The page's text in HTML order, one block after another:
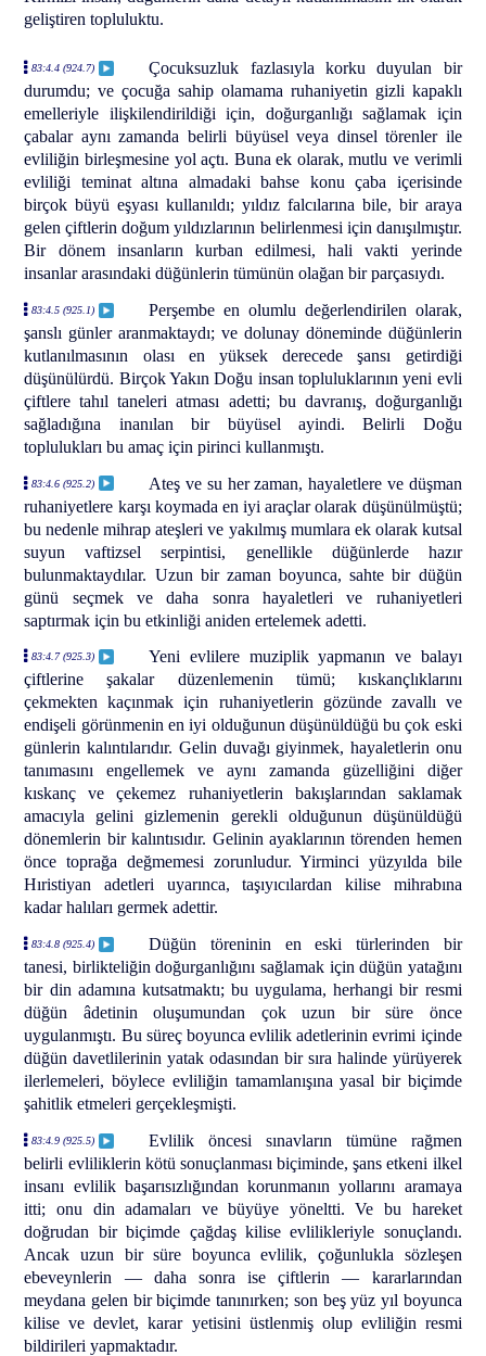
geliştiren topluluktu.
83:4.4 (924.7)
Çocuksuzluk fazlasıyla korku duyulan bir
durumdu; ve çocuğa sahip olamama ruhaniyetin gizli kapaklı
emelleriyle ilişkilendirildiği için, doğurganlığı sağlamak için
çabalar aynı zamanda belirli büyüsel veya dinsel törenler ile
evliliğin birleşmesine yol açtı. Buna ek olarak, mutlu ve verimli
evliliği teminat altına almadaki bahse konu çaba içerisinde
birçok büyü eşyası kullanıldı; yıldız falcılarına bile, bir araya
gelen çiftlerin doğum yıldızlarının belirlenmesi için danışılmıştır.
Bir dönem insanların kurban edilmesi, hali vakti yerinde
insanlar arasındaki düğünlerin tümünün olağan bir parçasıydı.
83:4.5 (925.1)
Perşembe en olumlu değerlendirilen olarak,
şanslı günler aranmaktaydı; ve dolunay döneminde düğünlerin
kutlanılmasının olası en yüksek derecede şansı getirdiği
düşünülürdü. Birçok Yakın Doğu insan topluluklarının yeni evli
çiftlere tahıl taneleri atması adetti; bu davranış, doğurganlığı
sağladığına inanılan bir büyüsel ayindi. Belirli Doğu
toplulukları bu amaç için pirinci kullanmıştı.
83:4.6 (925.2)
Ateş ve su her zaman, hayaletlere ve düşman
ruhaniyetlere karşı koymada en iyi araçlar olarak düşünülmüştü;
bu nedenle mihrap ateşleri ve yakılmış mumlara ek olarak kutsal
suyun vaftizsel serpintisi, genellikle düğünlerde hazır
bulunmaktaydılar. Uzun bir zaman boyunca, sahte bir düğün
günü seçmek ve daha sonra hayaletleri ve ruhaniyetleri
saptırmak için bu etkinliği aniden ertelemek adetti.
83:4.7 (925.3)
Yeni evlilere muziplik yapmanın ve balayı
çiftlerine şakalar düzenlemenin tümü; kıskançlıklarını
çekmekten kaçınmak için ruhaniyetlerin gözünde zavallı ve
endişeli görünmenin en iyi olduğunun düşünüldüğü bu çok eski
günlerin kalıntılarıdır. Gelin duvağı giyinmek, hayaletlerin onu
tanımasını engellemek ve aynı zamanda güzelliğini diğer
kıskanç ve çekemez ruhaniyetlerin bakışlarından saklamak
amacıyla gelini gizlemenin gerekli olduğunun düşünüldüğü
dönemlerin bir kalıntısıdır. Gelinin ayaklarının törenden hemen
önce toprağa değmemesi zorunludur. Yirminci yüzyılda bile
Hıristiyan adetleri uyarınca, taşıyıcılardan kilise mihrabına
kadar halıları germek adettir.
83:4.8 (925.4)
Düğün töreninin en eski türlerinden bir
tanesi, birlikteliğin doğurganlığını sağlamak için düğün yatağını
bir din adamına kutsatmaktı; bu uygulama, herhangi bir resmi
düğün âdetinin oluşumundan çok uzun bir süre önce
uygulanmıştı. Bu süreç boyunca evlilik adetlerinin evrimi içinde
düğün davetlilerinin yatak odasından bir sıra halinde yürüyerek
ilerlemeleri, böylece evliliğin tamamlanışına yasal bir biçimde
şahitlik etmeleri gerçekleşmişti.
83:4.9 (925.5)
Evlilik öncesi sınavların tümüne rağmen
belirli evliliklerin kötü sonuçlanması biçiminde, şans etkeni ilkel
insanı evlilik başarısızlığından korunmanın yollarını aramaya
itti; onu din adamaları ve büyüye yöneltti. Ve bu hareket
doğrudan bir biçimde çağdaş kilise evlilikleriyle sonuçlandı.
Ancak uzun bir süre boyunca evlilik, çoğunlukla sözleşen
ebeveynlerin — daha sonra ise çiftlerin — kararlarından
meydana gelen bir biçimde tanınırken; son beş yüz yıl boyunca
kilise ve devlet, karar yetisini üstlenmiş olup evliliğin resmi
bildirileri yapmaktadır.